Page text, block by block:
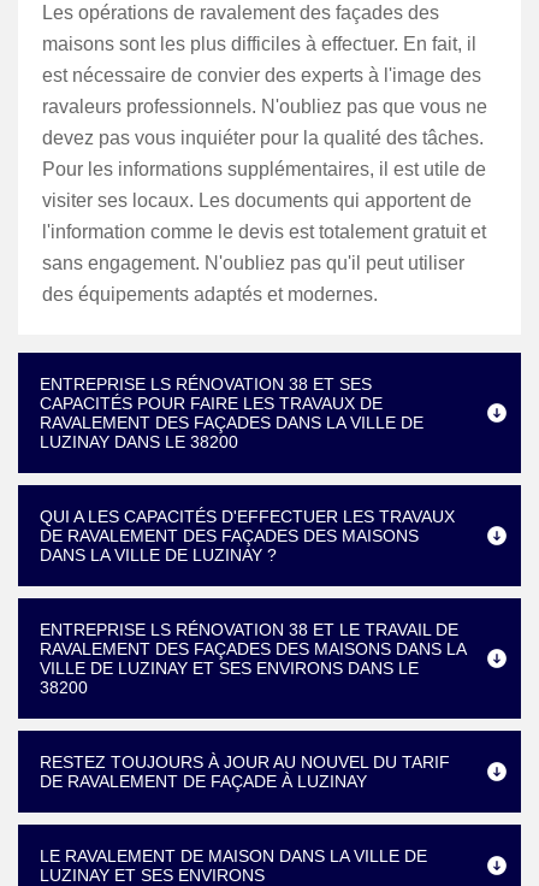
Les opérations de ravalement des façades des
maisons sont les plus difficiles à effectuer. En fait, il
est nécessaire de convier des experts à l'image des
ravaleurs professionnels. N'oubliez pas que vous ne
devez pas vous inquiéter pour la qualité des tâches.
Pour les informations supplémentaires, il est utile de
visiter ses locaux. Les documents qui apportent de
l'information comme le devis est totalement gratuit et
sans engagement. N'oubliez pas qu'il peut utiliser
des équipements adaptés et modernes.
ENTREPRISE LS RÉNOVATION 38 ET SES
CAPACITÉS POUR FAIRE LES TRAVAUX DE
RAVALEMENT DES FAÇADES DANS LA VILLE DE
LUZINAY DANS LE 38200
QUI A LES CAPACITÉS D'EFFECTUER LES TRAVAUX
DE RAVALEMENT DES FAÇADES DES MAISONS
DANS LA VILLE DE LUZINAY ?
ENTREPRISE LS RÉNOVATION 38 ET LE TRAVAIL DE
RAVALEMENT DES FAÇADES DES MAISONS DANS LA
VILLE DE LUZINAY ET SES ENVIRONS DANS LE
38200
RESTEZ TOUJOURS À JOUR AU NOUVEL DU TARIF
DE RAVALEMENT DE FAÇADE À LUZINAY
LE RAVALEMENT DE MAISON DANS LA VILLE DE
LUZINAY ET SES ENVIRONS